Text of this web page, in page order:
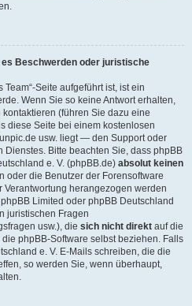
Beschwerden oder juristische
Team“-Seite aufgeführt ist, ist ein
Wenn Sie so keine Antwort erhalten,
(führen Sie dazu eine
diese Seite bei einem kostenlosen
usw. liegt — den Support oder
Dienstes. Bitte beachten Sie, dass phpBB
e. V. (phpBB.de) absolut keinen
oder die Benutzer der Forensoftware
Verantwortung herangezogen werden
Limited oder phpBB Deutschland
juristischen Fragen
usw.), die sich nicht direkt auf die
phpBB-Software selbst beziehen. Falls
e. V. E-Mails schreiben, die die
so werden Sie, wenn überhaupt,